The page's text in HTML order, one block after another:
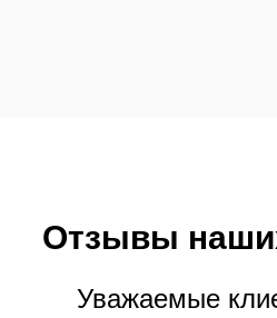
Отзывы
Уважаемые